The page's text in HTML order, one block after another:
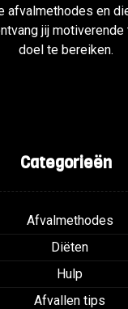
afvalmethodes en
jij
doel te bereiken.
Categorieën
Afvalmethodes
Diëten
Hulp
Afvallen tips